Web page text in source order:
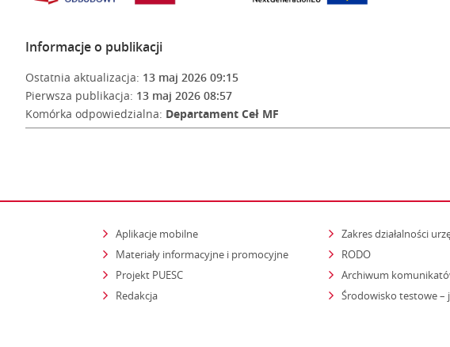
Informacje o publikacji
Ostatnia aktualizacja: 13 maj 2026 09:15
Pierwsza publikacja: 13 maj 2026 08:57
Komórka odpowiedzialna: Departament Ceł MF
Aplikacje mobilne
Materiały informacyjne i promocyjne
Projekt PUESC
Redakcja
Zakres działalności
RODO
Archiwum
Środowisko testowe –